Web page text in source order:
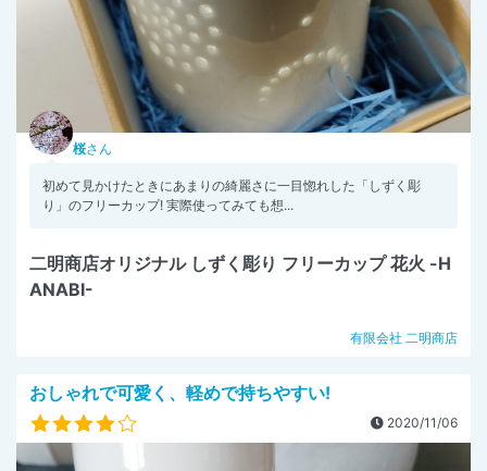
桜さん
初めて見かけたときにあまりの綺麗さに一目惚れした「しずく彫
り」のフリーカップ! 実際使ってみても想...
二明商店オリジナル しずく彫り フリーカップ 花火 -H
ANABI-
有限会社 二明商店
おしゃれで可愛く、軽めで持ちやすい!
2020/11/06